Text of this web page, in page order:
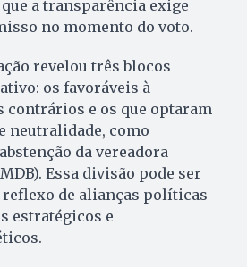
a transparência exige
no momento do voto.
revelou três blocos
os favoráveis à
contrários e os que optaram
neutralidade, como
da vereadora
Essa divisão pode ser
de alianças políticas
estratégicos e